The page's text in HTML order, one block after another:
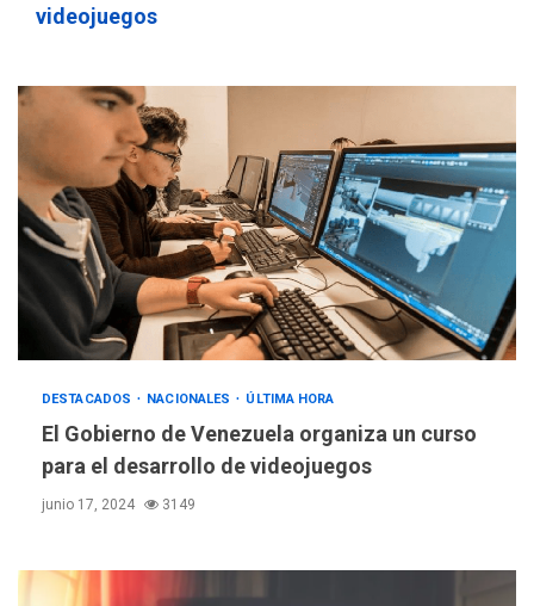
videojuegos
DESTACADOS NACIONALES ÚLTIMA HORA
El Gobierno de Venezuela organiza un curso
para el desarrollo de videojuegos
junio 17, 2024 3149